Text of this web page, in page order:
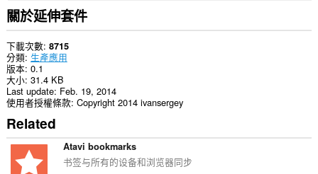
伸
套
件
能
存
取
你
的
頁
籤
與
瀏
覽
動。
關於延伸套件
下載次數 8715
分類 生產應用
版本 0.1
大小 31.4 KB
Last update Feb. 19, 2014
使用者授權條款 Copyright 2014 ivansergey
Related
Atavi bookmarks
书签与所有的设备和浏览器同步